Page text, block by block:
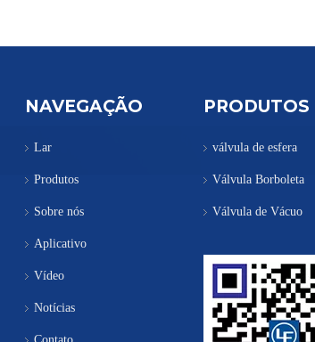
NAVEGAÇÃO
Lar
Produtos
Sobre nós
Aplicativo
Vídeo
Notícias
PRODUTOS
válvula de esfera
Válvula Borboleta
Válvula de Vácuo